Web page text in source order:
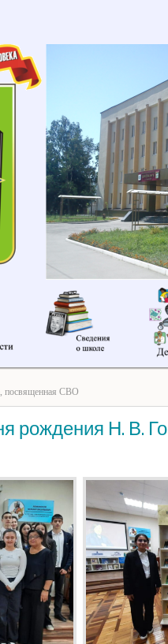
Новости
посвященная СВО
рождения Н. В.